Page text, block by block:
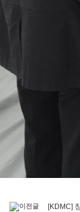
[KDMC]